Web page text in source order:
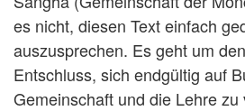
es nicht, diesen Text einfach
auszusprechen. Es geht um
Entschluss, sich endgültig auf
Gemeinschaft und die Lehre zu